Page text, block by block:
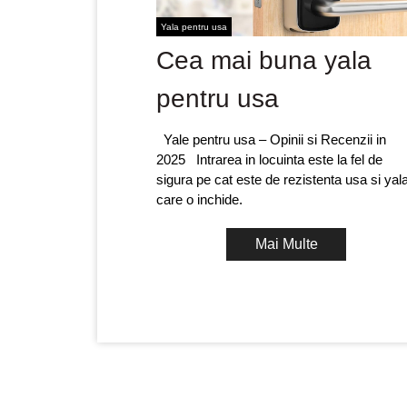
Yala pentru usa
Cea mai buna yala
pentru usa
Yale pentru usa – Opinii si Recenzii in
2025 Intrarea in locuinta este la fel de
sigura pe cat este de rezistenta usa si
care o inchide.
Mai Multe